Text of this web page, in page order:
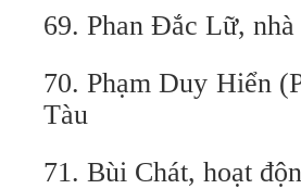
69. Phan Đắc Lữ,
70. Phạm Duy Hiển
Tàu
71. Bùi Chát, hoạt